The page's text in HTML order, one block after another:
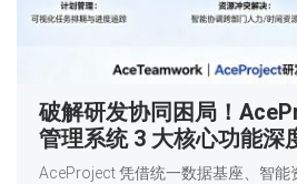
破解研发协同困局！
管理系统 3 大核心功能深
AceProject 凭借统一数据基座、智能